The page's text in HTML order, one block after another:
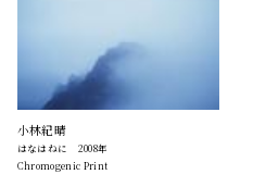
小林紀晴
はなはねに 2008年
Chromogenic Print